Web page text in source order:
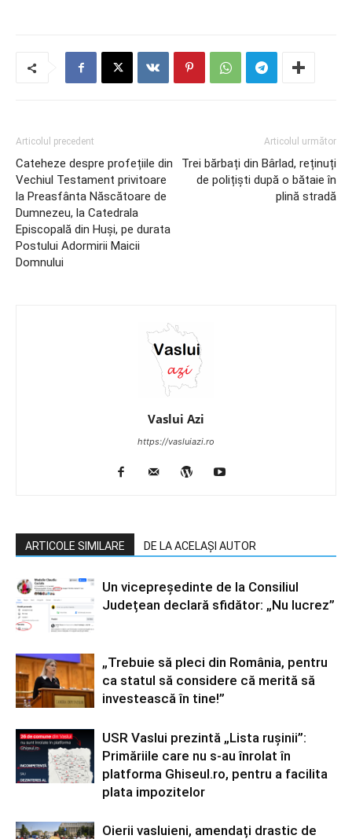
Articolul precedent
Cateheze despre profețiile din
Vechiul Testament privitoare
la Preasfânta Născătoare de
Dumnezeu, la Catedrala
Episcopală din Huși, pe durata
Postului Adormirii Maicii
Domnului
Articolul următor
Trei bărbați din Bârlad, reținuți
de polițiști după o bătaie în
plină stradă
Vaslui Azi
https://vasluiazi.ro
ARTICOLE SIMILARE DE LA ACELAȘI AUTOR
Un vicepreședinte de la Consiliul
Județean declară sfidător: „Nu lucrez”
„Trebuie să pleci din România, pentru
ca statul să considere că merită să
investească în tine!”
USR Vaslui prezintă „Lista rușinii”:
Primăriile care nu s-au înrolat în
platforma Ghiseul.ro, pentru a facilita
plata impozitelor
Oierii vasluieni, amendați drastic de